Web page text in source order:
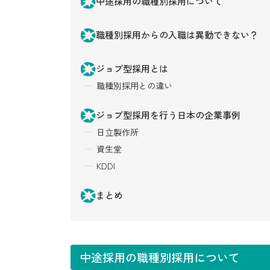
職種別採用からの入職は異動できない？
ジョブ型採用とは
職種別採用との違い
ジョブ型採用を行う日本の企業事例
日立製作所
資生堂
KDDI
まとめ
中途採用の職種別採用について